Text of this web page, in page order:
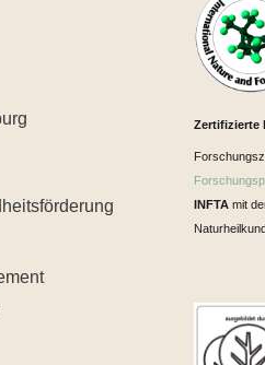
Zertifizierte
INFTA mit